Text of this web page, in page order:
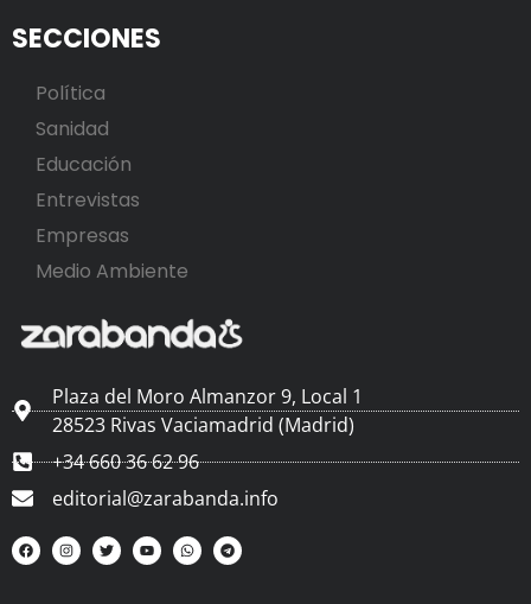
SECCIONES
Política
Sanidad
Educación
Entrevistas
Empresas
Medio Ambiente
Plaza del Moro Almanzor 9, Local 1
28523 Rivas Vaciamadrid (Madrid)
+34 660 36 62 96
editorial@zarabanda.info